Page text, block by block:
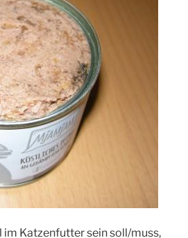
im Katzenfutter sein soll/muss,